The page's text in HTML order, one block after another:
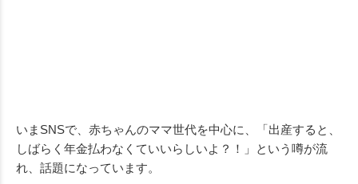
いまSNSで、赤ちゃんのママ世代を中心に、「出産すると、
しばらく年金払わなくていいらしいよ？！」という噂が流
れ、話題になっています。